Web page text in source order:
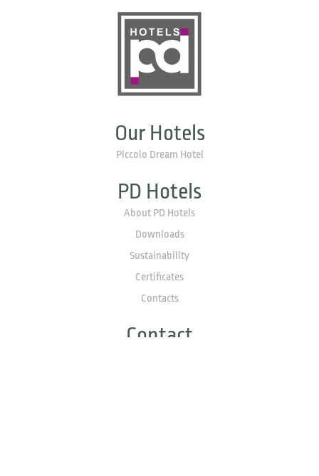
Our Hotels
Piccolo Dream Hotel
PD Hotels
About PD Hotels
Downloads
Sustainability
Certificates
Contacts
Contact